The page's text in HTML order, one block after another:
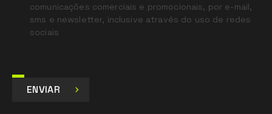
comunicações comerciais e promocionais, por e-mail,
sms e newsletter, inclusive através do uso de redes
sociais
ENVIAR